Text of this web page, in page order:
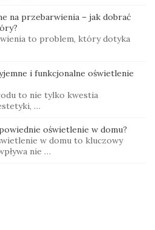
na przebarwienia – jak dobrać
to problem, który dotyka
i funkcjonalne oświetlenie
to nie tylko kwestia
…
oświetlenie w domu?
w domu to kluczowy
nie …